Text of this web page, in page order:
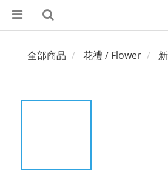
全部商品 花禮 / Flower